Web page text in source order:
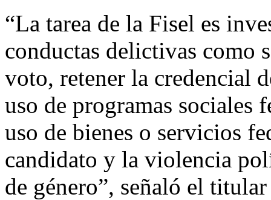
“La tarea de la Fisel es
conductas delictivas como
voto, retener la credencial
uso de programas sociales
uso de bienes o servicios
candidato y la violencia
de género”, señaló el